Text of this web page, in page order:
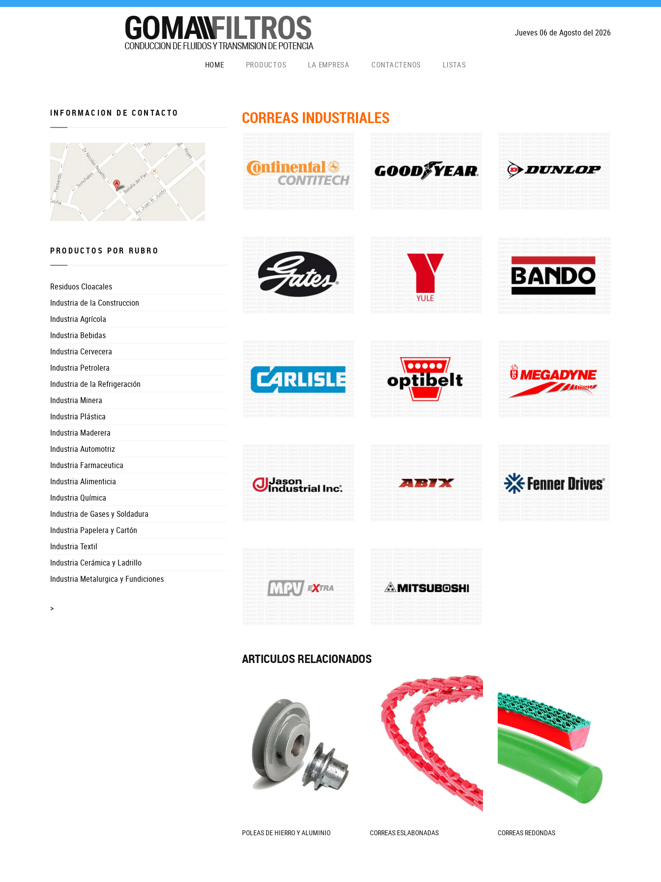
Jueves 06 de Agosto del 2026
HOME PRODUCTOS LA EMPRESA CONTACTENOS LISTAS
CORREAS INDUSTRIALES
ARTICULOS RELACIONADOS
POLEAS DE HIERRO Y ALUMINIO CORREAS ESLABONADAS CORREAS REDONDAS
INFORMACION DE CONTACTO
PRODUCTOS POR RUBRO
Residuos Cloacales
Industria de la Construccion
Industria Agrícola
Industria Bebidas
Industria Cervecera
Industria Petrolera
Industria de la Refrigeración
Industria Minera
Industria Plástica
Industria Maderera
Industria Automotriz
Industria Farmaceutica
Industria Alimenticia
Industria Química
Industria de Gases y Soldadura
Industria Papelera y Cartón
Industria Textil
Industria Cerámica y Ladrillo
Industria Metalurgica y Fundiciones
>